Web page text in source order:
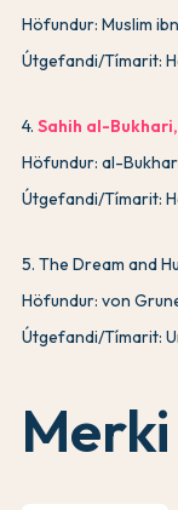
Höfundur: Muslim
Útgefandi/Tímarit:
4. Sahih al-
Höfundur: al-
Útgefandi/Tímarit:
5. The Dream and
Höfundur: von
Útgefandi/Tímarit:
Merki